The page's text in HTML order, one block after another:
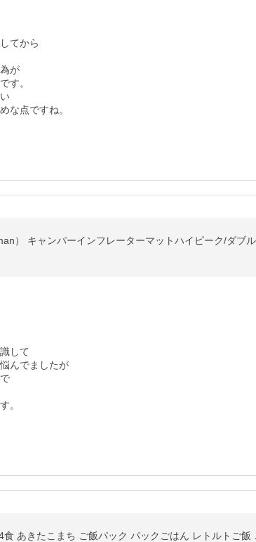
てから
が
す。
な点ですね。
） キャンパーインフレーターマットハイピーク/ダブ
して
んでましたが
。
あきたこまち ご飯パック パックごはん レトルトご